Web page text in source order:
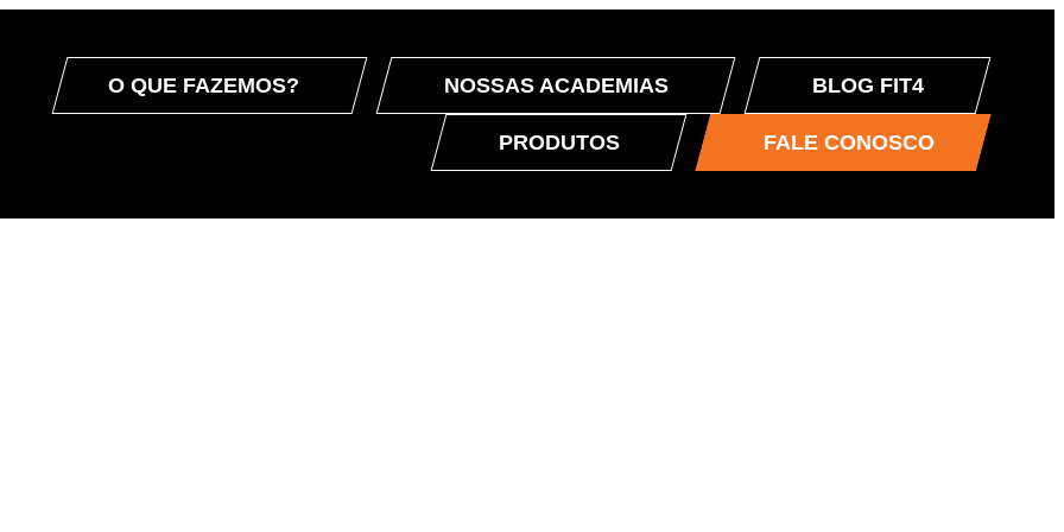
O QUE FAZEMOS? NOSSAS ACADEMIAS BLOG FIT4
PRODUTOS FALE CONOSCO